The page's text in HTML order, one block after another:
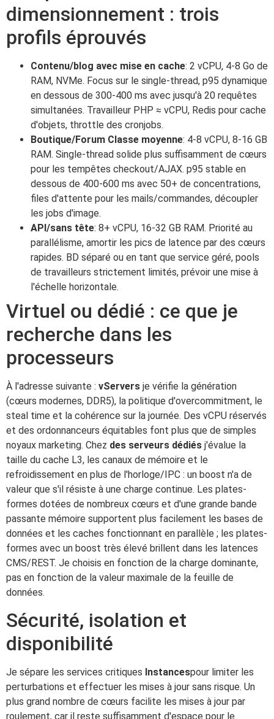
dimensionnement : trois
profils éprouvés
Contenu/blog avec mise en cache: 2 vCPU, 4-8 Go de
RAM, NVMe. Focus sur le single-thread, p95 dynamique
en dessous de 300-400 ms avec jusqu'à 20 requêtes
simultanées. Travailleur PHP ≈ vCPU, Redis pour cache
d'objets, throttle des cronjobs.
Boutique/Forum Classe moyenne: 4-8 vCPU, 8-16 GB
RAM. Single-thread solide plus suffisamment de cœurs
pour les tempêtes checkout/AJAX. p95 stable en
dessous de 400-600 ms avec 50+ de concentrations,
files d'attente pour les mails/commandes, découpler
les jobs d'image.
API/sans tête: 8+ vCPU, 16-32 GB RAM. Priorité au
parallélisme, amortir les pics de latence par des cœurs
rapides. BD séparé ou en tant que service géré, pools
de travailleurs strictement limités, prévoir une mise à
l'échelle horizontale.
Virtuel ou dédié : ce que je
recherche dans les
processeurs
À l'adresse suivante : vServers je vérifie la génération
(cœurs modernes, DDR5), la politique d'overcommitment, le
steal time et la cohérence sur la journée. Des vCPU réservés
et des ordonnanceurs équitables font plus que de simples
noyaux marketing. Chez des serveurs dédiés j'évalue la
taille du cache L3, les canaux de mémoire et le
refroidissement en plus de l'horloge/IPC : un boost n'a de
valeur que s'il résiste à une charge continue. Les plates-
formes dotées de nombreux cœurs et d'une grande bande
passante mémoire supportent plus facilement les bases de
données et les caches fonctionnant en parallèle ; les plates-
formes avec un boost très élevé brillent dans les latences
CMS/REST. Je choisis en fonction de la charge dominante,
pas en fonction de la valeur maximale de la feuille de
données.
Sécurité, isolation et
disponibilité
Je sépare les services critiques Instancespour limiter les
perturbations et effectuer les mises à jour sans risque. Un
plus grand nombre de cœurs facilite les mises à jour par
roulement, car il reste suffisamment d'espace pour le